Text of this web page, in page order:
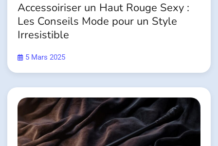
Accessoiriser un Haut Rouge Sexy :
Les Conseils Mode pour un Style
Irresistible
5 Mars 2025